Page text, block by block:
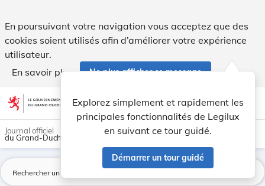
En poursuivant votre navigation vous acceptez que des
cookies soient utilisés afin d’améliorer votre expérience
utilisateur.
En savoir plus
Ne plus afficher ce message
Aller au contenu account_circle help Aide
Explorez simplement et rapidement les
principales fonctionnalités de Legilux
en suivant ce tour guidé.
Démarrer un tour guidé
light_mode dark_mode
Journal officiel
du Grand-Duché de Luxembourg